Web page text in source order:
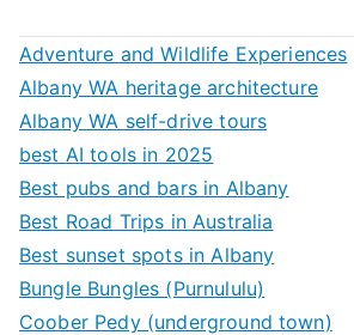
Adventure and Wildlife Experiences
Albany WA heritage architecture
Albany WA self-drive tours
best AI tools in 2025
Best pubs and bars in Albany
Best Road Trips in Australia
Best sunset spots in Albany
Bungle Bungles (Purnululu)
Coober Pedy (underground town)